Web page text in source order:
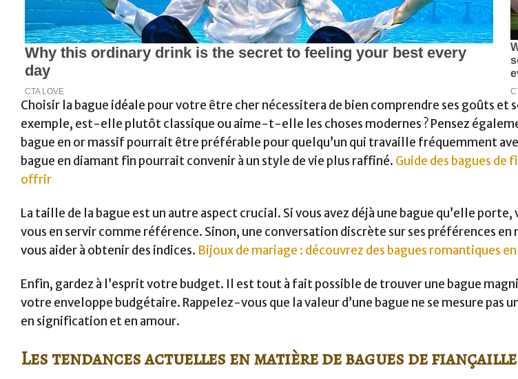
Choisir la bague idéale pour votre être cher nécessitera de bien comprendre ses goûts et
exemple, est-elle plutôt classique ou aime-t-elle les choses modernes ? Pensez
bague en or massif pourrait être préférable pour quelqu’un qui travaille fréquemment
bague en diamant fin pourrait convenir à un style de vie plus raffiné. Guide des bagues de
offrir
La taille de la bague est un autre aspect crucial. Si vous avez déjà une bague qu’elle
vous en servir comme référence. Sinon, une conversation discrète sur ses préférences
vous aider à obtenir des indices. Bijoux de mariage : découvrez des bagues romantiques en
Enfin, gardez à l’esprit votre budget. Il est tout à fait possible de trouver une bague
votre enveloppe budgétaire. Rappelez-vous que la valeur d’une bague ne se mesure pas
en signification et en amour.
Les tendances actuelles en matière de bagues de